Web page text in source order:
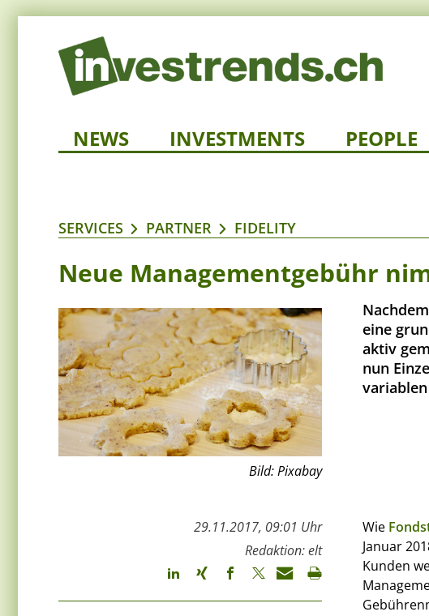
NEWS INVESTMENTS PEOPLE
SERVICES PARTNER FIDELITY
Neue Managementgebühr
Bild: Pixabay
eine
aktiv
nun
29.11.2017, 09:01 Uhr
Redaktion: elt
Wie
Januar
Kunden